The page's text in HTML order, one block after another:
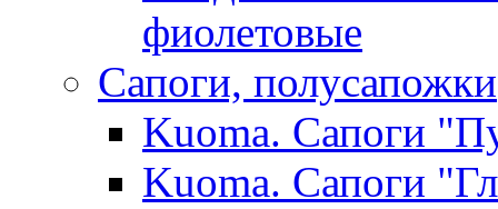
фиолетовые
Сапоги, полусапожки
Kuoma. Сапоги
Kuoma. Сапоги